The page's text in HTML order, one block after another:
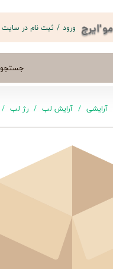
'ایرج
جستجو
ورود / ثبت نام در سایت
آرایشی آرایش لب رژ لب